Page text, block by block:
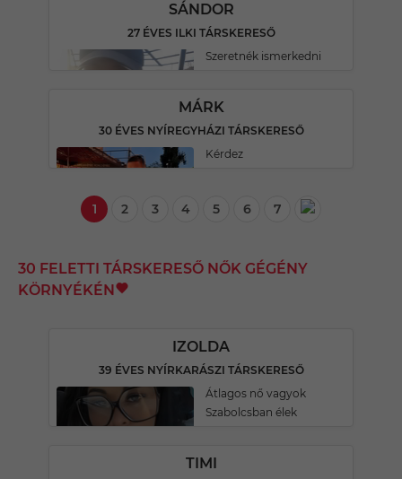
SÁNDOR
27 ÉVES ILKI TÁRSKERESŐ
Szeretnék ismerkedni
MÁRK
30 ÉVES NYÍREGYHÁZI TÁRSKERESŐ
Kérdez
1 2 3 4 5 6 7
30 FELETTI TÁRSKERESŐ NŐK GÉGÉNY
KÖRNYÉKÉN
IZOLDA
39 ÉVES NYÍRKARÁSZI TÁRSKERESŐ
Átlagos nő vagyok
Szabolcsban élek
TIMI